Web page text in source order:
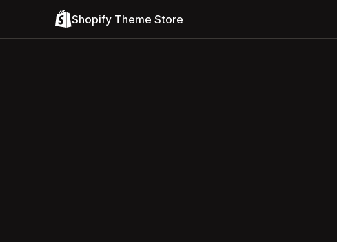
Shopify Theme Store